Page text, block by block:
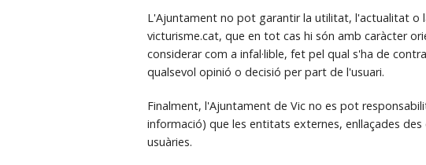
L'Ajuntament no pot garantir la utilitat, l'actualitat o
victurisme.cat, que en tot cas hi són amb caràcter
considerar com a infal·lible, fet pel qual s'ha de
qualsevol opinió o decisió per part de l'usuari.
Finalment, l'Ajuntament de Vic no es pot
informació) que les entitats externes, enllaçades
usuàries.